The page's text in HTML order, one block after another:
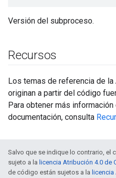
Versión del subproceso.
Recursos
Los temas de referencia de la
originan a partir del código
Para obtener más
documentación, consulta
Salvo que se indique lo contrario, el
sujeto a la licencia Atribución 4.0 de
de código están sujetos a la licencia